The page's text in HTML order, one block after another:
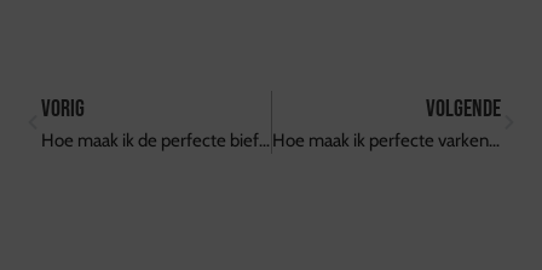
vorig
Hoe maak ik de perfecte biefstuk op de BBQ?
volgende
Hoe maak ik perfecte varkenshaas op de BBQ?